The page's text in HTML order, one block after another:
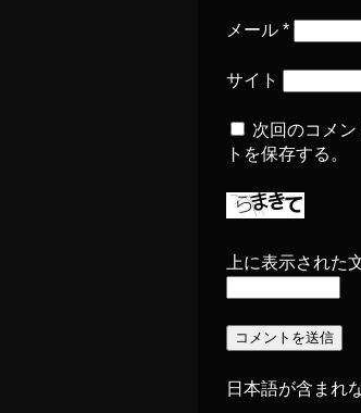
メール *
サイト
次回のコメ
トを保存する。
上に表示された
日本語が含まれ